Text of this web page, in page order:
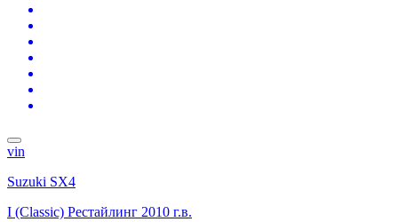
vin
Suzuki SX4
I (Classic) Рестайлинг 2010 г.в.